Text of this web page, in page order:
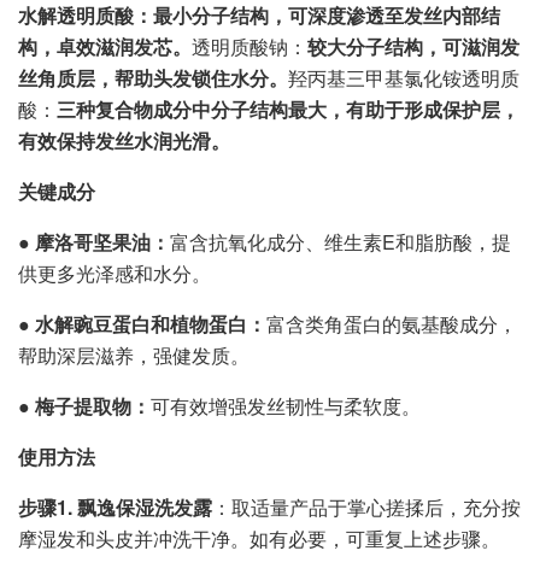
水解透明质酸： 最小分子结构 ， 可深度渗透至发丝内部结
构 ， 卓效滋润发芯。 透明质酸钠： 较大分子结构， 可滋润发
丝角质层，帮助头发锁住水分。 羟丙基三甲基氯化铵透明质
酸： 三种复合物成分中分子结构最大，有助于形成保护层，
有效保持发丝水润光滑。
关键成分
● 摩洛哥坚果油： 富含抗氧化成分、维生素E和脂肪酸，提
供更多光泽感和水分。
● 水解豌豆蛋白和植物蛋白 ： 富含类角蛋白的氨基酸成分，
帮助深层滋养，强健发质。
● 梅子提取物： 可有效增强发丝韧性与柔软度。
使用方法
步骤1.飘逸保湿洗发露 ：取适量产品于掌心搓揉后，充分按
摩湿发和头皮并冲洗干净。如有必要，可重复上述步骤。